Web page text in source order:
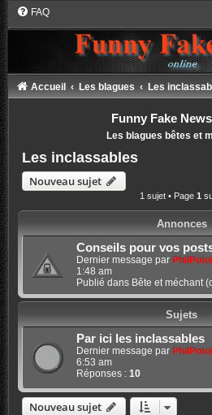
FAQ
Accueil Les blagues Les
Funny Fake
Les blagues bêtes et
Les inclassables
Nouveau sujet
1 sujet • Page 1
Annonces
Conseils pour vos
Dernier message par
1:48 am
Publié dans Bête et méchant
Sujets
Par ici les inclassables
Dernier message par
6:53 am
Réponses : 10
Nouveau sujet